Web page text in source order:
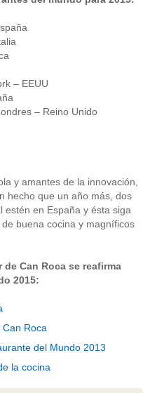
– EEUU
– Reino Unido
y amantes de la innovación,
hecho que un año más, dos
en España y ésta siga
buena cocina y magníficos
Can Roca se reafirma
2015:
Roca
del Mundo 2013
la cocina